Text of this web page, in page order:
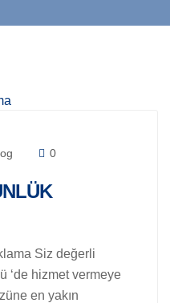
0
Siz değerli
‘de hizmet vermeye
en yakın